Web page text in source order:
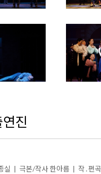
진
실 | 극본/작사 한아름 | 작․편